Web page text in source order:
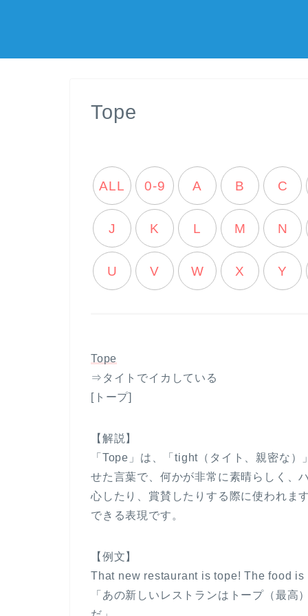
Tope
ALL 0-9 A B C
J K L M N
U V W X Y
Tope
⇒タイトでイカしている
[トープ]
【解説】
「Tope」は、「tight（タイト、親密な）
せた言葉で、何かが非常に素晴らしく、
心したり、賞賛したりする際に使われま
できる表現です。
【例文】
That new restaurant is tope! The food
「あの新しいレストランはトープ（最